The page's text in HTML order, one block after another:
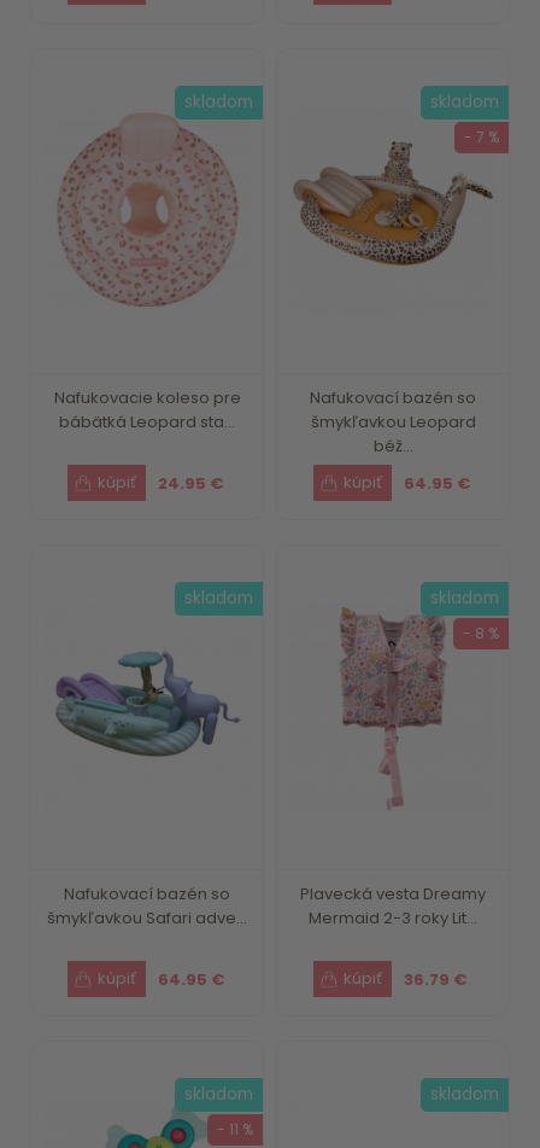
Nafukovacie koleso pre
bábätká Leopard sta...
24.95 €
skladom
Nafukovací bazén so
šmykľavkou Leopard
béž...
64.95 €
skladom
- 7 %
Nafukovací bazén so
šmykľavkou Safari adve...
64.95 €
skladom
Plavecká vesta Dreamy
Mermaid 2-3 roky Lit...
36.79 €
skladom
- 8 %
skladom
- 11 %
skladom